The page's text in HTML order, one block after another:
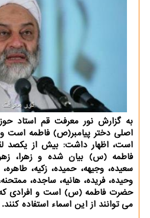
به گزارش نور معرفت قم استاد
اصلی دختر پیامبر(ص) فاطمه است و
است، اظهار داشت: بیش از یکصد
فاطمه (س) بیان شده و زهرا،
سعیده، وجیهه، حمیده، زکیه، طاهره،
وحیده، فریده، هانیه، ساجده،
حضرت فاطمه (س) است و افرادی که
می توانند از این اسماء استفاده کنند.